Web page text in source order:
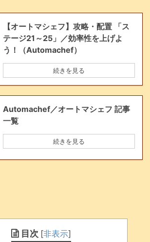
【オートマシェフ】攻略・配置 「ス
テージ21～25」／効率性を上げよ
う！（Automachef）
続きを見る
Automachef／オートマシェフ 記事
一覧
続きを見る
目次 [非表示]